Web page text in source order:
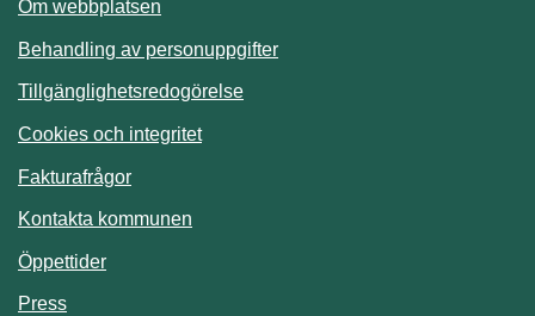
Om webbplatsen
Behandling av personuppgifter
Tillgänglighetsredogörelse
Cookies och integritet
Fakturafrågor
Kontakta kommunen
Öppettider
Press